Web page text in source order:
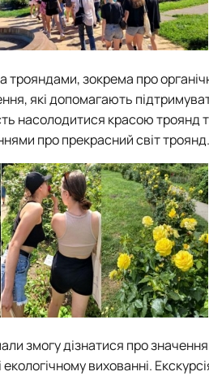
трояндами, зокрема про
які допомагають
насолодитися красою троянд
про прекрасний світ троянд.
змогу дізнатися про значення
екологічному вихованні.